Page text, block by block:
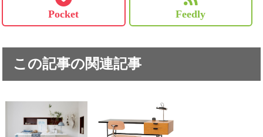
Pocket Feedly
この記事の関連記事